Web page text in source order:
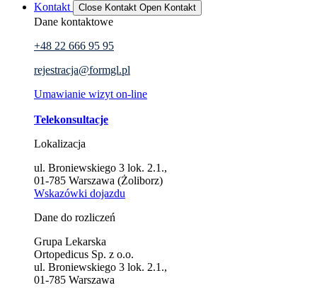
Kontakt
Close Kontakt Open Kontakt
Dane kontaktowe
+48 22 666 95 95
rejestracja@formgl.pl
Umawianie wizyt on-line
Telekonsultacje
Lokalizacja
ul. Broniewskiego 3 lok. 2.1.,
01-785 Warszawa (Żoliborz)
Wskazówki dojazdu
Dane do rozliczeń
Grupa Lekarska
Ortopedicus Sp. z o.o.
ul. Broniewskiego 3 lok. 2.1.,
01-785 Warszawa